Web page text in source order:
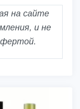
на сайте
и не